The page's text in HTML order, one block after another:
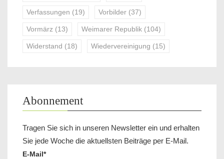
Verfassungen (19) Vorbilder (37)
Vormärz (13) Weimarer Republik (104)
Widerstand (18) Wiedervereinigung (15)
Abonnement
Tragen Sie sich in unseren Newsletter ein und erhalten
Sie jede Woche die aktuellsten Beiträge per E-Mail.
E-Mail*